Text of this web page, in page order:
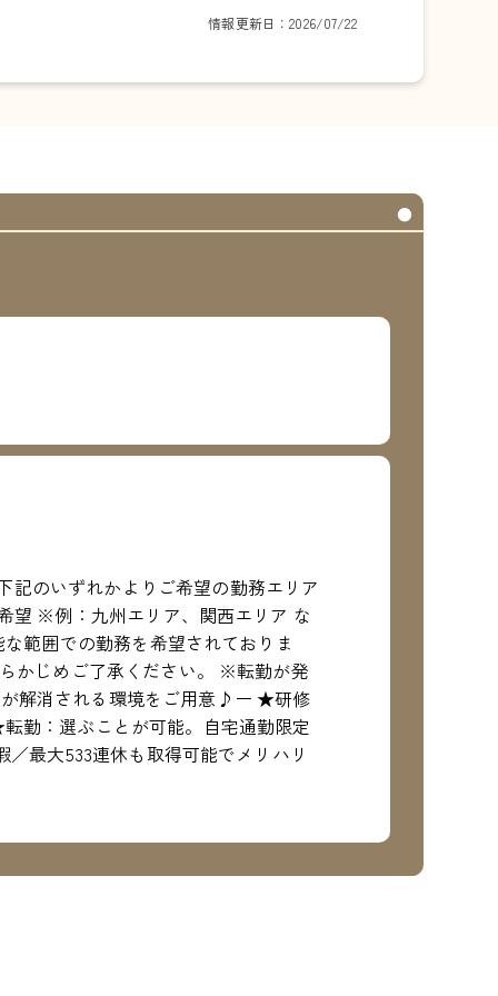
情報更新日：2026/07/22
記のいずれかよりご希望の勤務エリア
望 ※例：九州エリア、関西エリア な
範囲での勤務を希望されておりま
かじめご了承ください。 ※転勤が発
解消される環境をご用意♪ー ★研修
勤：選ぶことが可能。自宅通勤限定
最大533連休も取得可能でメリハリ